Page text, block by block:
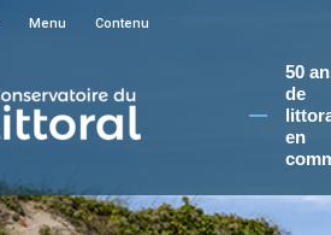
Menu Contenu
50
de
en